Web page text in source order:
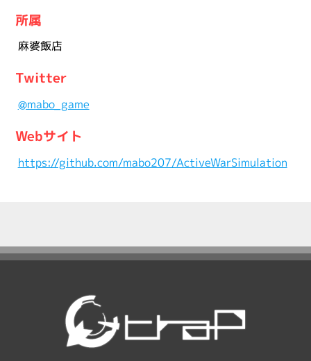
所属
麻婆飯店
Twitter
@mabo_game
Webサイト
https://github.com/mabo207/ActiveWarSimulation